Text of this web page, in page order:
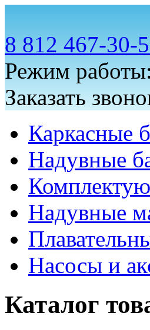
8 812 467-30-
Режим
Заказать
Каркасные
Надувные
Надувные
Насосы и
Каталог